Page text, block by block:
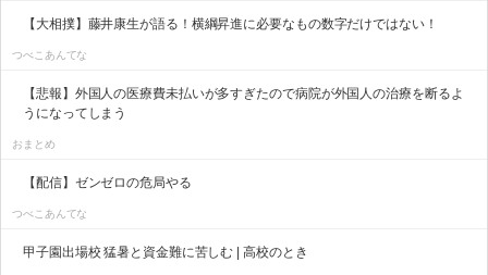
【大相撲】藤井康生が語る！横綱昇進に必要なもの数字だけではない！
つべこあんてな
【悲報】外国人の医療費未払いが多すぎたので病院が外国人の治療を断るよ
うになってしまう
おまとめ
【配信】ゼンゼロの危局やる
つべこあんてな
甲子園出場校 猛暑と資金難に苦しむ | 高校のとき